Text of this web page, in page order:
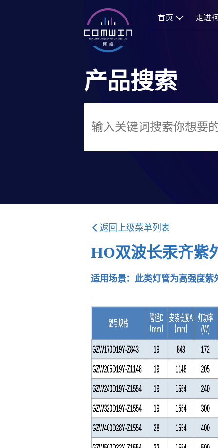
首页 走进
产品搜索
返回上级菜单列表
HO双波长汞齐紫
适用场景： 此类灯管为高强度紫